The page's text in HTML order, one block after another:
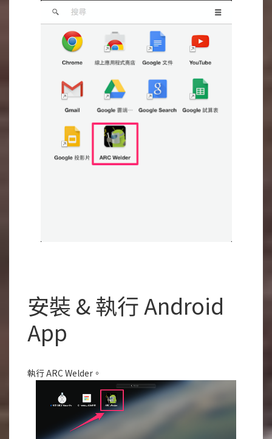
安裝 & 執行 Android
App
執行 ARC Welder。